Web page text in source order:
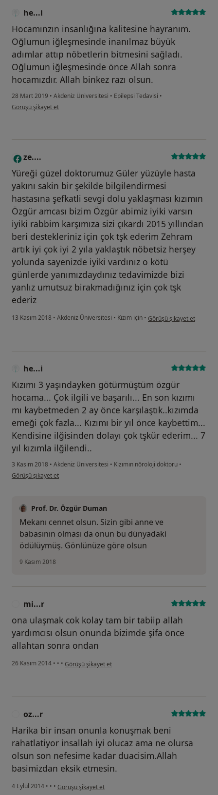
he...i
Hocamınzın insanlığına kalitesine hayranım.
Oğlumun iğleşmesinde inanılmaz büyük
adımlar attıp nöbetlerin bitmesini sağladı.
Oğlumun iğleşmesinde önce Allah sonra
hocamızdır. Allah binkez razı olsun.
28 Mart 2019 • Akdeniz Üniversitesi • Epilepsi Tedavisi •
kullanıcının görüşüne göre he...i
Görüşü şikayet et
Z ze....
Yüreği güzel doktorumuz Güler yüzüyle hasta
yakını sakin bir şekilde bilgilendirmesi
hastasına şefkatli sevgi dolu yaklaşması kızımın
Özgür amcası bizim Özgür abimiz iyiki varsın
iyiki rabbim karşımıza sizi çıkardı 2015 yıllından
beri destekleriniz için çok tşk ederim Zehram
artık iyi çok iyi 2 yıla yaklaştık nöbetsiz herşey
yolunda sayenizde iyiki vardınız o kötü
günlerde yanımızdaydınız tedavimizde bizi
yanlız umutsuz birakmadığınız için çok tşk
ederiz
13 Kasım 2018 • Akdeniz Üniversitesi • Kızım için • kullanıcının görüşüne
Görüşü şikayet et
he...i
Kızımı 3 yaşındayken götürmüştüm özgür
hocama... Çok ilgili ve başarılı... En son kızımı
mı kaybetmeden 2 ay önce karşılaştık..kızımda
emeği çok fazla... Kızımı bir yıl önce kaybettim...
Kendisine ilğisinden dolayı çok tşkür ederim... 7
yıl kızımla ilğilendi..
3 Kasım 2018 • Akdeniz Üniversitesi • Kızımın nöroloji doktoru •
kullanıcının görüşüne göre he...i
Görüşü şikayet et
Prof. Dr. Özgür Duman
Mekanı cennet olsun. Sizin gibi anne ve
babasının olması da onun bu dünyadaki
ödülüymüş. Gönlünüze göre olsun
9 Kasım 2018
mi...r
ona ulaşmak cok kolay tam bir tabiip allah
yardımcısı olsun onunda bizimde şifa önce
allahtan sonra ondan
26 Kasım 2014 • • • kullanıcının görüşüne göre mi...r
Görüşü şikayet et
oz...r
Harika bir insan onunla konuşmak beni
rahatlatiyor insallah iyi olucaz ama ne olursa
olsun son nefesime kadar duacisim.Allah
basimizdan eksik etmesin.
4 Eylül 2014 • • • kullanıcının görüşüne göre oz...r
Görüşü şikayet et